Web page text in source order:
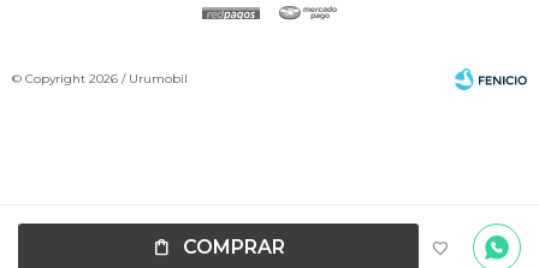
COMPRAR
consultas
no dudes
en
© Copyright 2026 / Urumobil
Fenicio